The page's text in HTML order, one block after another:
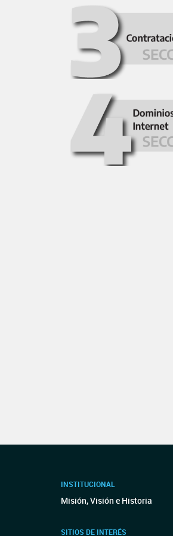
INSTITUCIONAL
Misión, Visión e Historia
SITIOS DE INTERÉS